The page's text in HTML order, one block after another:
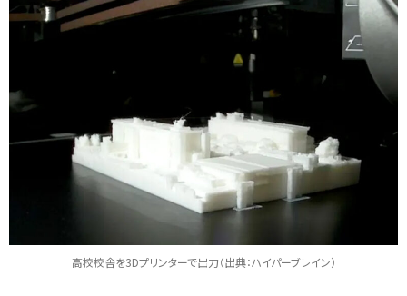
高校校舎を3Dプリンターで出力（出典：ハイパーブレイン）